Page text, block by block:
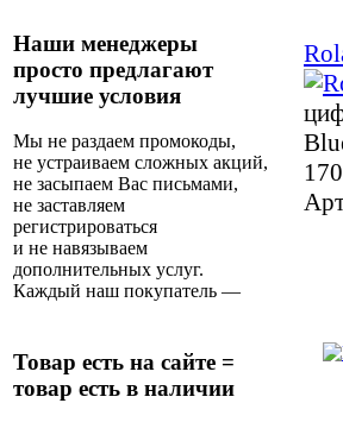
Наши менеджеры
просто предлагают
лучшие условия
Мы не раздаем промокоды,
не устраиваем сложных акций,
не засыпаем Вас письмами,
не заставляем
регистрироваться
и не навязываем
дополнительных услуг.
Каждый наш покупатель —
он получает оптимальное
по стоимости и качеству
предложение от наших
Товар есть на сайте =
товар есть в наличии